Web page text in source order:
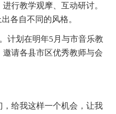
行教学观摩、互动研讨。
各自不同的风格。
划在明年5月与市音乐教
请各县市区优秀教师与会
给我这样一个机会，让我